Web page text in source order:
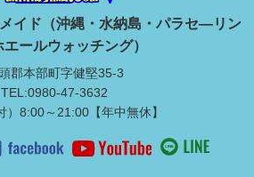
イド（沖縄・水納島・パラセ―リン
エールウォッチング）
郡本部町字健堅35-3
TEL:0980-47-3632
）8:00～21:00【年中無休】